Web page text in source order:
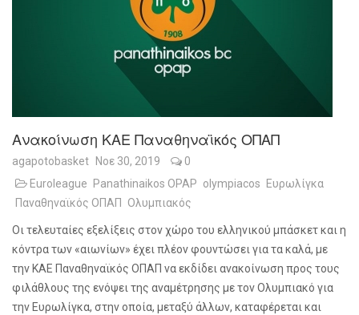
Ανακοίνωση ΚΑΕ Παναθηναϊκός ΟΠΑΠ
agapotobasket Νοε 30, 2019
0
Euroleague
Panathinaikos OPAP olympiacos
Ευρωλίγκα
Παναθηναϊκός ΟΠΑΠ
Ολυμπιακός
Οι τελευταίες εξελίξεις στον χώρο του ελληνικού μπάσκετ και η
κόντρα των «αιωνίων» έχει πλέον φουντώσει για τα καλά, με
την ΚΑΕ Παναθηναϊκός ΟΠΑΠ να εκδίδει ανακοίνωση προς τους
φιλάθλους της ενόψει της αναμέτρησης με τον Ολυμπιακό για
την Ευρωλίγκα, στην οποία, μεταξύ άλλων, καταφέρεται και